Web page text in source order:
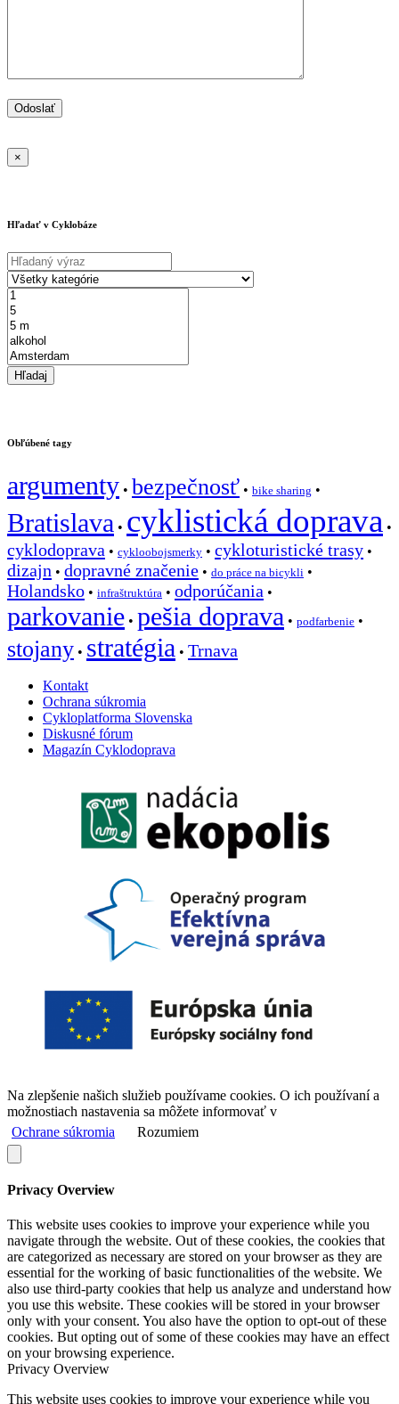
×
Hľadať v Cyklobáze
Obľúbené tagy
argumenty • bezpečnosť • bike sharing •
Bratislava • cyklistická doprava •
cyklodoprava • cykloobojsmerky • cykloturistické trasy •
dizajn • dopravné značenie • do práce na bicykli •
Holandsko • infraštruktúra • odporúčania •
parkovanie • pešia doprava • podfarbenie •
stojany • stratégia • Trnava
Kontakt
Ochrana súkromia
Cykloplatforma Slovenska
Diskusné fórum
Magazín Cyklodoprava
Na zlepšenie našich služieb používame cookies. O ich používaní a
možnostiach nastavenia sa môžete informovať v
Ochrane súkromia
Rozumiem
Privacy Overview
This website uses cookies to improve your experience while you
navigate through the website. Out of these cookies, the cookies that
are categorized as necessary are stored on your browser as they are
essential for the working of basic functionalities of the website. We
also use third-party cookies that help us analyze and understand how
you use this website. These cookies will be stored in your browser
only with your consent. You also have the option to opt-out of these
cookies. But opting out of some of these cookies may have an effect
on your browsing experience.
Privacy Overview
This website uses cookies to improve your experience while you